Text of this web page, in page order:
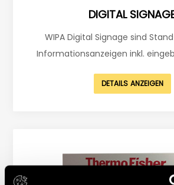
DIGITAL
WIPA Digital Signage sind
Informationsanzeigen inkl.
über Firmenetzwerk (oder PC
DETAILS ANZEIGEN